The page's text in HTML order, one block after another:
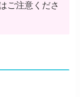
ご注意くださ